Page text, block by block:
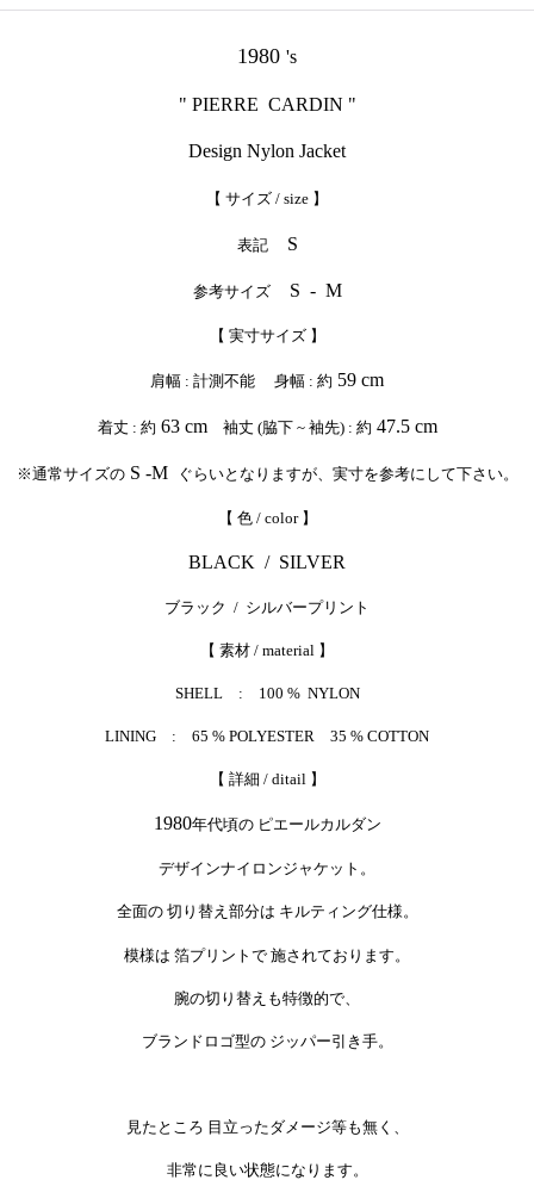
1980 's
" PIERRE CARDIN "
Design Nylon Jacket
【 サイズ / size 】
表記S
参考サイズS - M
【 実寸サイズ 】
肩幅 : 計測不能 身幅 : 約 59 cm
着丈 : 約 63 cm袖丈 (脇下 ~ 袖先) : 約 47.5 cm
※通常サイズのS -M ぐらいとなりますが、実寸を参考にして下さい。
【 色 / color 】
BLACK / SILVER
ブラック / シルバープリント
【 素材 / material 】
SHELL : 100 % NYLON
LINING : 65 % POLYESTER 35 % COTTON
【 詳細 / ditail 】
1980年代頃の ピエールカルダン
デザインナイロンジャケット。
全面の 切り替え部分は キルティング仕様。
模様は 箔プリントで 施されております。
腕の切り替えも特徴的で、
ブランドロゴ型の ジッパー引き手。
見たところ 目立ったダメージ等も無く、
非常に良い状態になります。